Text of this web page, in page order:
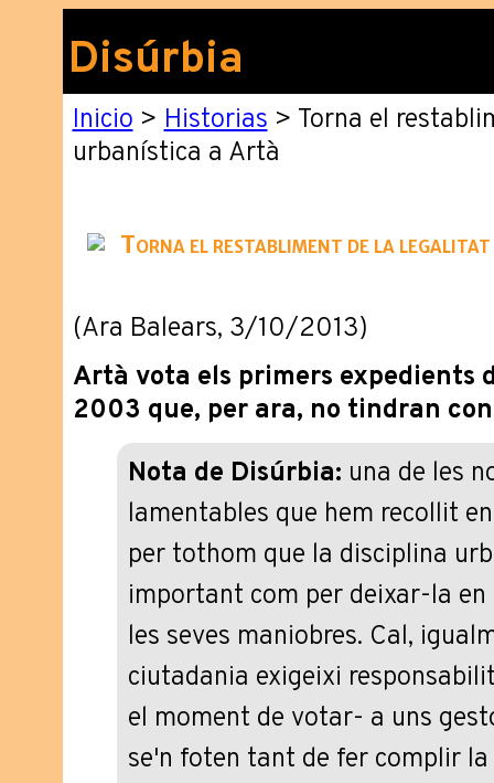
Disúrbia
Inicio>Historias> Torna el
urbanística a Artà
Torna el restabliment de la
(Ara Balears, 3/10/2013)
Artà vota els primers expedients
2003 que, per ara, no tindran
Nota de Disúrbia: una de les
lamentables que hem recollit
per tothom que la disciplina
important com per deixar-la
les seves maniobres. Cal,
ciutadania exigeixi
el moment de votar- a uns
se'n foten tant de fer complir la